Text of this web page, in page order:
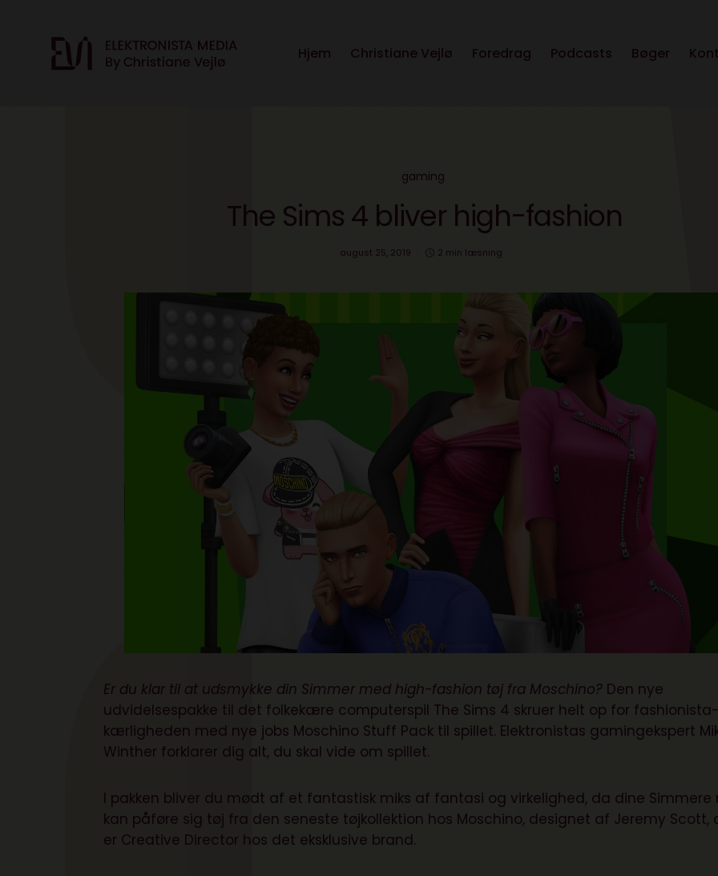
Hjem Christiane Vejlø Foredrag Podcasts Bøger
gaming
The Sims 4 bliver high-fashion
august 25, 2019 2 min læsning
Er du klar til at udsmykke din Simmer med high-fashion tøj fra Moschino? Den nye
udvidelsespakke til det folkekære computerspil The Sims 4 skruer helt op for
kærligheden med nye jobs Moschino Stuff Pack til spillet. Elektronistas gamingekspert
Winther forklarer dig alt, du skal vide om spillet.
I pakken bliver du mødt af et fantastisk miks af fantasi og virkelighed, da dine Simmere
kan påføre sig tøj fra den seneste tøjkollektion hos Moschino, designet af Jeremy Scott,
er Creative Director hos det eksklusive brand.